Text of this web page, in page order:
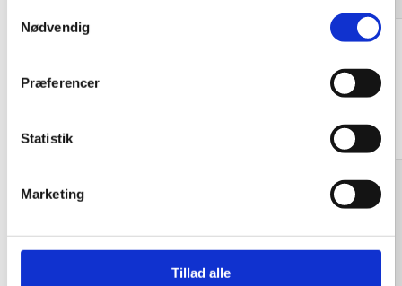
Nødvendig
Præferencer
Statistik
Marketing
Tillad alle
lidc